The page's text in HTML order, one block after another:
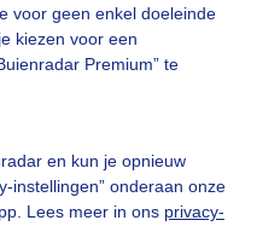
voor geen enkel doeleinde
kiezen voor een
Premium” te
en kun je opnieuw
instellingen” onderaan onze
Lees meer in ons privacy-